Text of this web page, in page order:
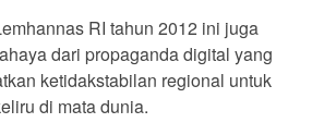
RI tahun 2012 ini juga
dari propaganda digital yang
ketidakstabilan regional untuk
di mata dunia.